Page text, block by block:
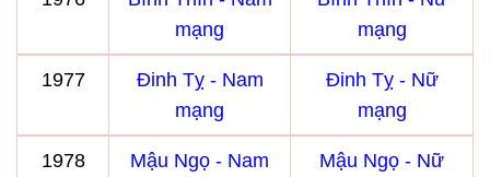
mạng
mạng
1977
Đinh Tỵ - Nam
mạng
Đinh Tỵ - Nữ
mạng
1978
Mậu Ngọ - Nam
Mậu Ngọ - Nữ